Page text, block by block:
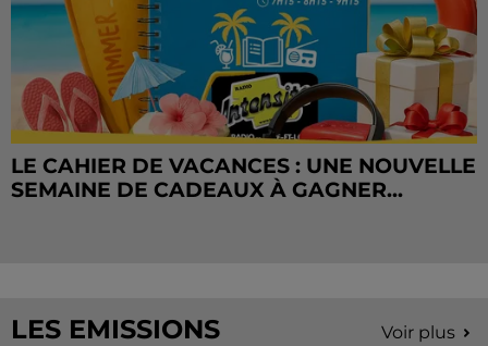
LE CAHIER DE VACANCES : UNE NOUVELLE
SEMAINE DE CADEAUX À GAGNER...
LES EMISSIONS Voir plus